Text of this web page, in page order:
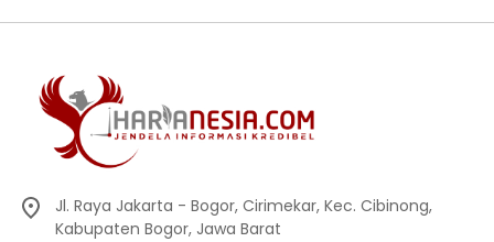
Jl. Raya Jakarta - Bogor, Cirimekar, Kec. Cibinong,
Kabupaten Bogor, Jawa Barat